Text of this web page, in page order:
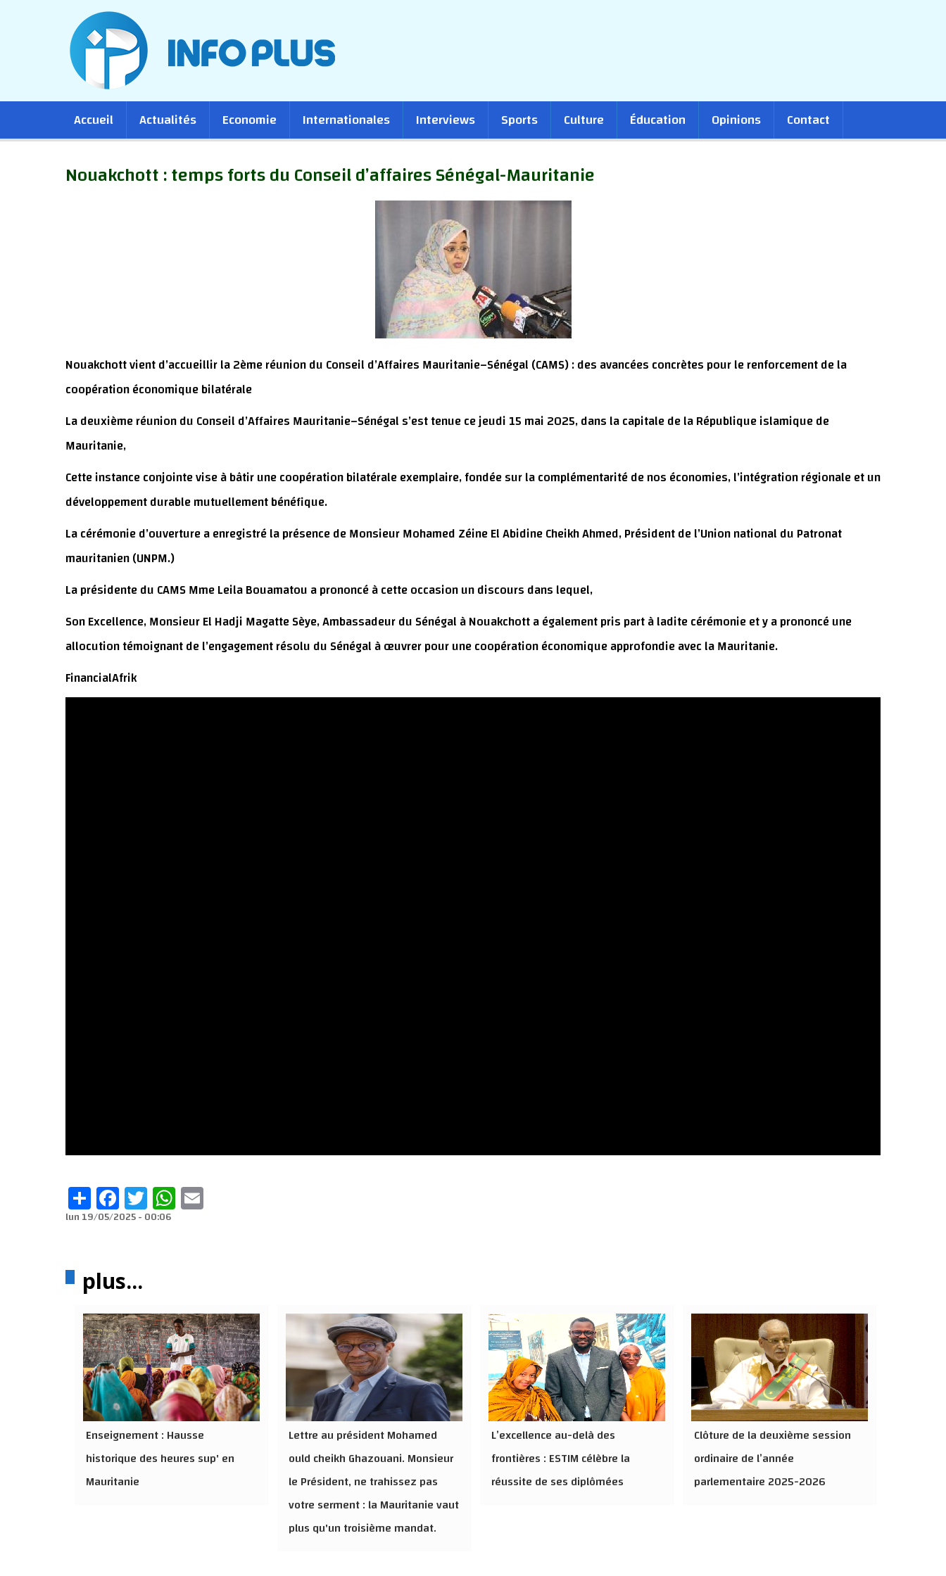
Main
navigation
Accueil Actualités Economie Internationales Interviews Sports Culture Éducation Opinions Contact
Nouakchott : temps forts du Conseil d’affaires Sénégal-Mauritanie
Nouakchott vient d’accueillir la 2ème réunion du Conseil d’Affaires Mauritanie–Sénégal (CAMS) : des avancées concrètes pour le renforcement de la
coopération économique bilatérale
La deuxième réunion du Conseil d’Affaires Mauritanie–Sénégal s’est tenue ce jeudi 15 mai 2025, dans la capitale de la République islamique de
Mauritanie,
Cette instance conjointe vise à bâtir une coopération bilatérale exemplaire, fondée sur la complémentarité de nos économies, l’intégration régionale et un
développement durable mutuellement bénéfique.
La cérémonie d’ouverture a enregistré la présence de Monsieur Mohamed Zéine El Abidine Cheikh Ahmed, Président de l’Union national du Patronat
mauritanien (UNPM.)
La présidente du CAMS Mme Leila Bouamatou a prononcé à cette occasion un discours dans lequel,
Son Excellence, Monsieur El Hadji Magatte Sèye, Ambassadeur du Sénégal à Nouakchott a également pris part à ladite cérémonie et y a prononcé une
allocution témoignant de l’engagement résolu du Sénégal à œuvrer pour une coopération économique approfondie avec la Mauritanie.
FinancialAfrik
ShareFacebook
TwitterWhatsApp
lun 19/05/2025 - 00:06
plus...
Enseignement : Hausse
historique des heures sup' en
Mauritanie
Lettre au président Mohamed
ould cheikh Ghazouani. Monsieur
le Président, ne trahissez pas
votre serment : la Mauritanie vaut
plus qu'un troisième mandat.
L’excellence au-delà des
frontières : ESTIM célèbre la
réussite de ses diplômées
Clôture de la deuxième session
ordinaire de l’année
parlementaire 2025-2026